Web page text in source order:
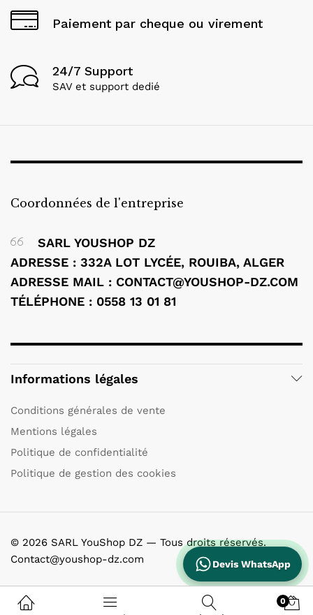
Paiement par cheque ou virement
24/7 Support
SAV et support dedié
Coordonnées de l'entreprise
SARL YOUSHOP DZ
ADRESSE : 332A LOT LYCÉE, ROUIBA, ALGER
ADRESSE MAIL : CONTACT@YOUSHOP-DZ.COM
TÉLÉPHONE : 0558 13 01 81
Informations légales
Conditions générales de vente
Mentions légales
Politique de confidentialité
Politique de gestion des cookies
© 2026 SARL YouShop DZ — Tous droits réservés.
Contact@youshop-dz.com
0
Devis WhatsApp